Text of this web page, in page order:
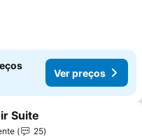
Ver preços
aos favoritos
Suite
25